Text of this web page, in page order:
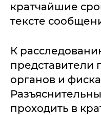
кратчайшие
тексте
К
представители
органов и
проходить в